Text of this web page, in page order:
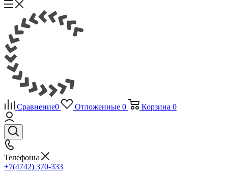
Сравнение0 Отложенные 0 Корзина 0
Телефоны
+7(4742) 370-333